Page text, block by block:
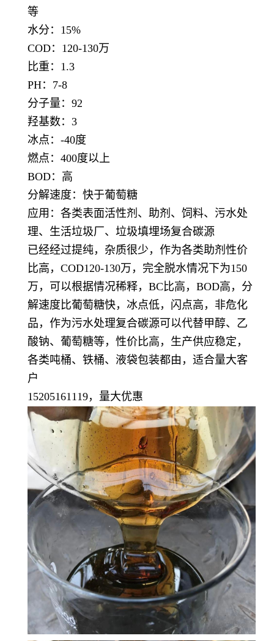
等
水分：15%
COD：120-130万
比重：1.3
PH：7-8
分子量：92
羟基数：3
冰点：-40度
燃点：400度以上
BOD：高
分解速度：快于葡萄糖
应用：各类表面活性剂、助剂、饲料、污水处
理、生活垃圾厂、垃圾填埋场复合碳源
已经经过提纯，杂质很少，作为各类助剂性价
比高，COD120-130万，完全脱水情况下为150
万，可以根据情况稀释，BC比高，BOD高，分
解速度比葡萄糖快，冰点低，闪点高，非危化
品，作为污水处理复合碳源可以代替甲醇、乙
酸钠、葡萄糖等，性价比高，生产供应稳定，
各类吨桶、铁桶、液袋包装都由，适合量大客
户
15205161119，量大优惠